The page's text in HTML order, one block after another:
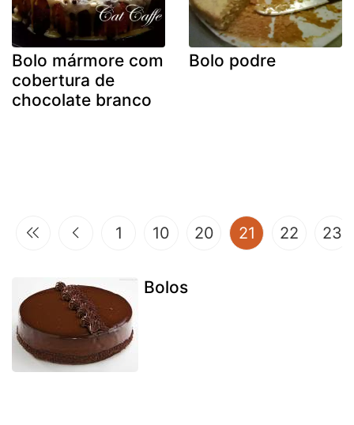
Bolo mármore com
cobertura de
chocolate branco
Bolo podre
1 10 20 21 (current)
22 23
Bolos